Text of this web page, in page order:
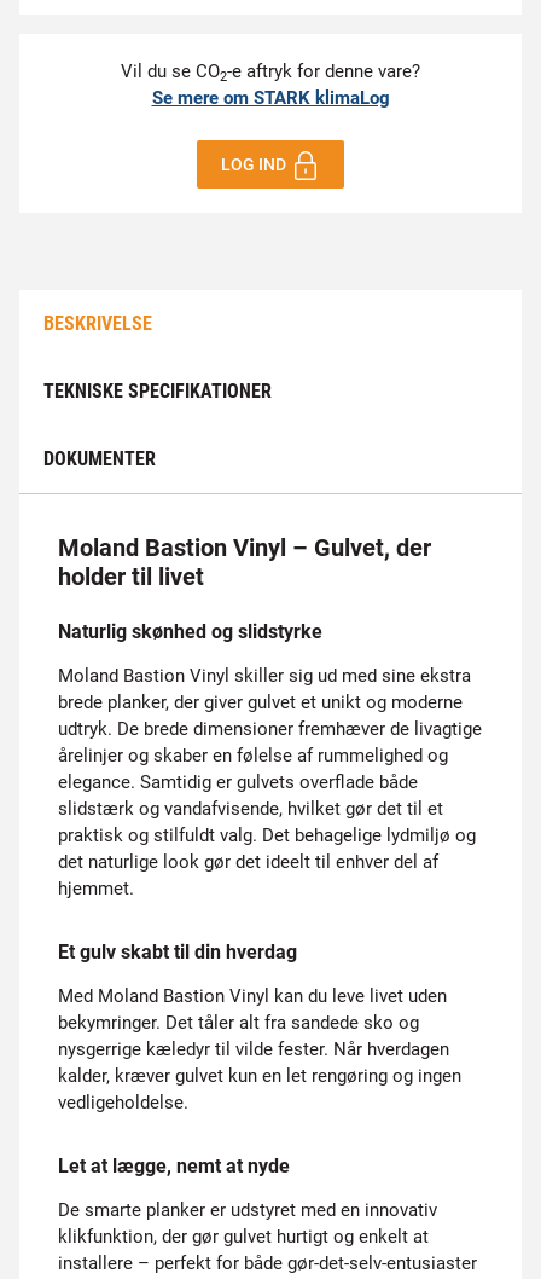
Vil du se CO2-e aftryk for denne vare?
Se mere om STARK klimaLog
LOG IND
BESKRIVELSE
TEKNISKE SPECIFIKATIONER
DOKUMENTER
Moland Bastion Vinyl – Gulvet, der
holder til livet
Naturlig skønhed og slidstyrke
Moland Bastion Vinyl skiller sig ud med sine ekstra
brede planker, der giver gulvet et unikt og moderne
udtryk. De brede dimensioner fremhæver de livagtige
årelinjer og skaber en følelse af rummelighed og
elegance. Samtidig er gulvets overflade både
slidstærk og vandafvisende, hvilket gør det til et
praktisk og stilfuldt valg. Det behagelige lydmiljø og
det naturlige look gør det ideelt til enhver del af
hjemmet.
Et gulv skabt til din hverdag
Med Moland Bastion Vinyl kan du leve livet uden
bekymringer. Det tåler alt fra sandede sko og
nysgerrige kæledyr til vilde fester. Når hverdagen
kalder, kræver gulvet kun en let rengøring og ingen
vedligeholdelse.
Let at lægge, nemt at nyde
De smarte planker er udstyret med en innovativ
klikfunktion, der gør gulvet hurtigt og enkelt at
installere – perfekt for både gør-det-selv-entusiaster